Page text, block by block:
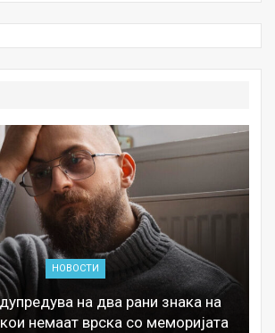
НОВОСТИ
на два рани знака на
немаат врска со меморијата